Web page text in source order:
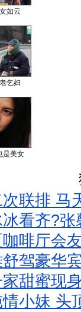
如云
乞妇
是美女
联排 马
看齐?
啡厅会
驾豪华
甜蜜现
小妹 头